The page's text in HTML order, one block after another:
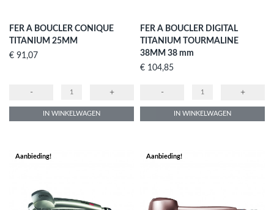
FER A BOUCLER CONIQUE
TITANIUM 25MM
Prijs
€ 91,07
- +
IN WINKELWAGEN
FER A BOUCLER DIGITAL
TITANIUM TOURMALINE
38MM 38 mm
Prijs
€ 104,85
- +
IN WINKELWAGEN
Aanbieding! Aanbieding!